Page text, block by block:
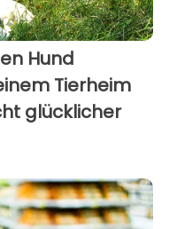
Hund
Tierheim
glücklicher